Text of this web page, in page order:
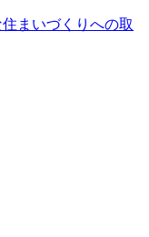
まいづくりへの取